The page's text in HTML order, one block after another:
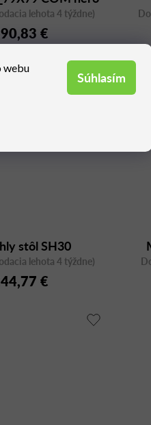
webu
Súhlasím
lehota 4 týždne)
€
stôl SH30
lehota 4 týždne)
€